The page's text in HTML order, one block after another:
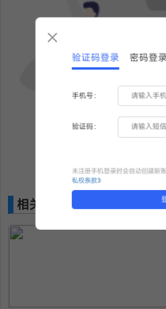
相关推荐
验证码登录 密码登录
手机号：
验证码：
未注册手机登录时会自动创建新
私权条款》